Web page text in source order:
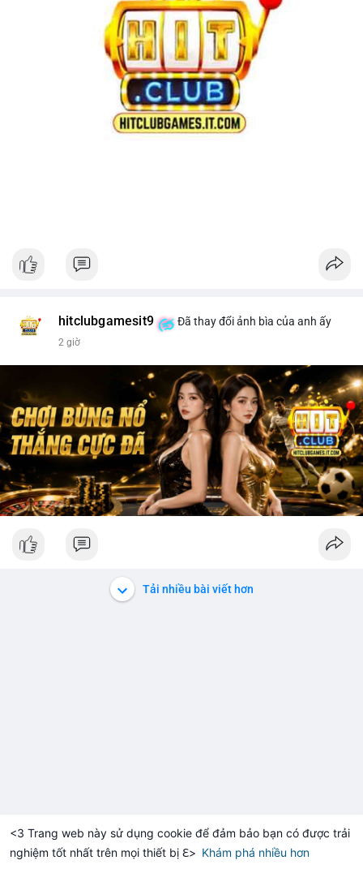
<3 Trang web này sử dụng cookie để đảm bảo bạn có được trải
nghiệm tốt nhất trên mọi thiết bị ℇ> Khám phá nhiều hơn
$1,916.46 -0.14% Solana $76.46 +2.14%
hitclubgamesit9 Đã thay đổi ảnh bìa của anh ấy
2 giờ
Tải nhiều bài viết hơn